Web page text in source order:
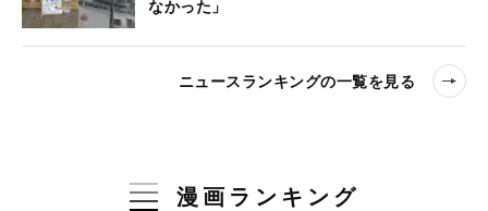
なかった」
ニュースランキングの一覧を見る
漫画ランキング